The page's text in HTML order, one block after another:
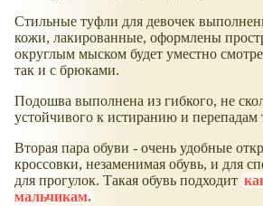
Стильные туфли для девочек
кожи, лакированные, оформлены
округлым мыском будет уместно
так и с брюками.
Подошва выполнена из гибкого, не
устойчивого к истиранию и перепадам
Вторая пара обуви - очень удобные
кроссовки, незаменимая обувь, и для
для прогулок. Такая обувь подходит
мальчикам.